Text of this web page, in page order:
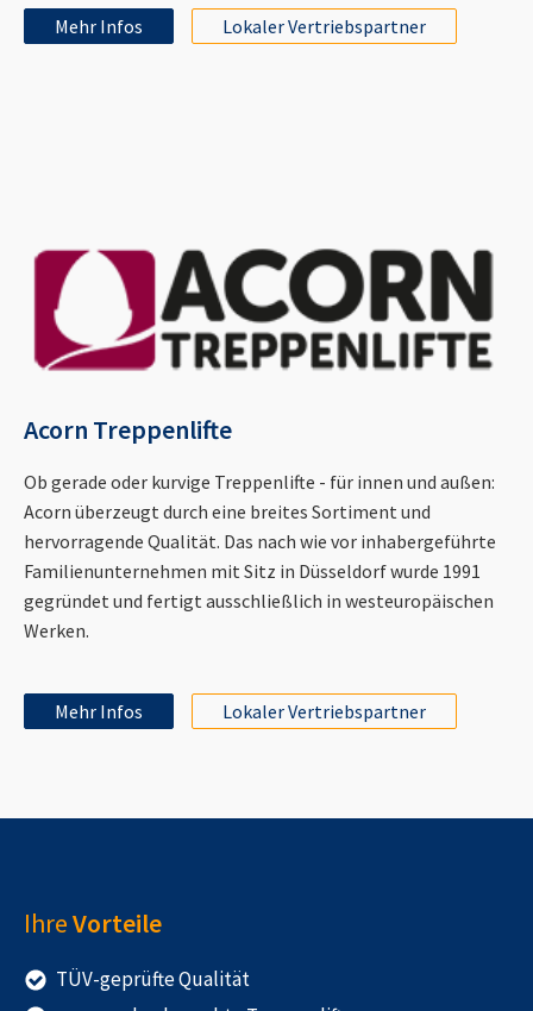
Mehr Infos Lokaler Vertriebspartner
Acorn Treppenlifte
Ob gerade oder kurvige Treppenlifte - für innen und außen:
Acorn überzeugt durch eine breites Sortiment und
hervorragende Qualität. Das nach wie vor inhabergeführte
Familienunternehmen mit Sitz in Düsseldorf wurde 1991
gegründet und fertigt ausschließlich in westeuropäischen
Werken.
Mehr Infos Lokaler Vertriebspartner
IhreVorteile
TÜV-geprüfte Qualität